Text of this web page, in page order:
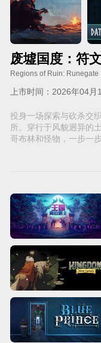
废墟国度：符
Regions of Ruin: Runegate
上市时间：2026年04月
投身一场探索与砍杀交
所。穿行于风貌迥异的
哥布林和怪物，一步一